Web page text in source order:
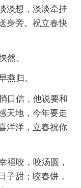
淡想，淡淡牵挂
身旁。祝立春快
。
归。
口信，他说要和
天地，今年要走
洋洋，立春祝你
咬，咬汤圆，
子甜；咬春饼，